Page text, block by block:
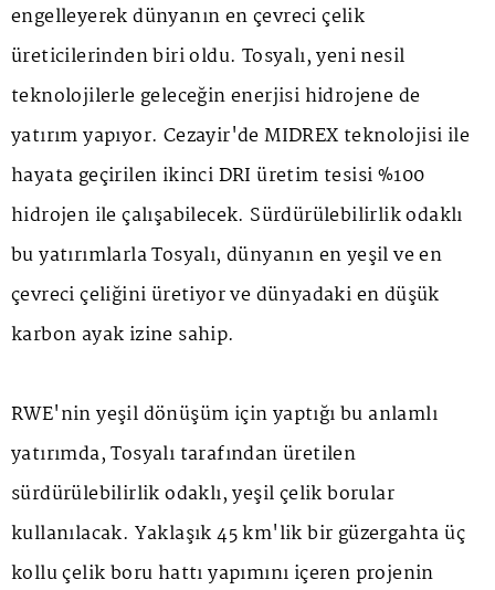
engelleyerek dünyanın en çevreci çelik
üreticilerinden biri oldu. Tosyalı, yeni nesil
teknolojilerle geleceğin enerjisi hidrojene de
yatırım yapıyor. Cezayir'de MIDREX teknolojisi ile
hayata geçirilen ikinci DRI üretim tesisi %100
hidrojen ile çalışabilecek. Sürdürülebilirlik odaklı
bu yatırımlarla Tosyalı, dünyanın en yeşil ve en
çevreci çeliğini üretiyor ve dünyadaki en düşük
karbon ayak izine sahip.
RWE'nin yeşil dönüşüm için yaptığı bu anlamlı
yatırımda, Tosyalı tarafından üretilen
sürdürülebilirlik odaklı, yeşil çelik borular
kullanılacak. Yaklaşık 45 km'lik bir güzergahta üç
kollu çelik boru hattı yapımını içeren projenin